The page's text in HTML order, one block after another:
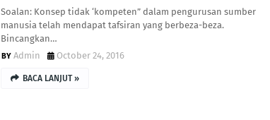
Soalan: Konsep tidak ‘kompeten” dalam pengurusan sumber
manusia telah mendapat tafsiran yang berbeza-beza.
Bincangkan…
Admin
October 24, 2016
BACA LANJUT »